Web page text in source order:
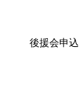
後援会申込